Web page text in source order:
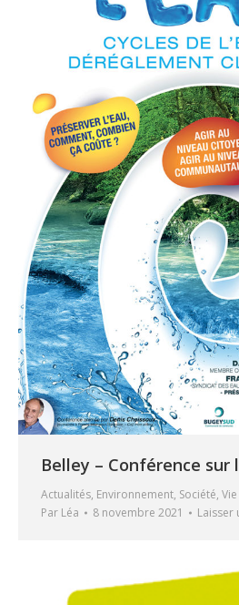
Belley – Conférence sur
Actualités, Environnement, Société,
Par Léa 8 novembre 2021 Laisser